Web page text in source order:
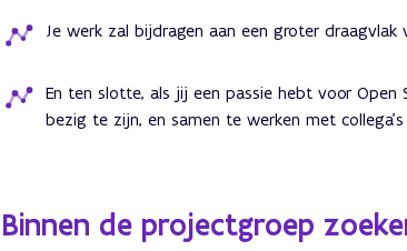
Je werk zal bijdragen aan een groter draagvlak
En ten slotte, als jij een passie hebt voor Open
bezig te zijn, en samen te werken met
Binnen de projectgroep